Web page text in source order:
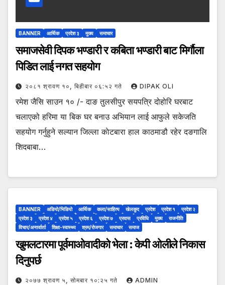
BANNER आर्थिक प्रदेश ३ मुख्य समाचार
समाजसेवी दिपक भण्डारी र कबिता भण्डारी बाट मिर्गौला
पिडित लाई नगत सहयोग
२०८१ श्रावण १०, बिहीबार ०६:५२ गते DIPAK OLI
रमेश जैसि साउन १० /- दाङ तुलसीपुर सयपत्रि दोहोरि घरबाट
चलाएको हरिमा या बिक घर बनाउ अभियान लाई आफुले सकेजति
सहयोग गर्नुहुने सल्यान जिल्ला काेटबारा हाल काठमाडौ रहेर दङगालि
शिदबाबा…
BANNER अडियो/भिडियो आर्थिक कला/साहित्य खेलकुद प्रदेश प्रदेश १
प्रदेश २
प्रदेश ३
प्रदेश ४ प्रदेश ५ प्रदेश ६ प्रदेश ७ प्रवास प्रविधि मुख्य
राजनीति
विचार/अन्तर्वार्ता
शिक्षा-स्वास्थ्य श्रम/रोजगार समाचार समाज
खुमलटारमा पूर्वमाओवादीको भेला : केपी ओलीले निकास
दिनुपर्छ
२०७७ श्रावण ५, सोमबार १०:२५ गते ADMIN